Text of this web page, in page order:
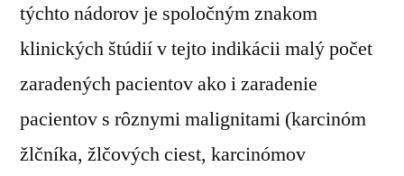
týchto nádorov je spoločným znakom
klinických štúdií v tejto indikácii malý počet
zaradených pacientov ako i zaradenie
pacientov s rôznymi malignitami (karcinóm
žlčníka, žlčových ciest, karcinómov